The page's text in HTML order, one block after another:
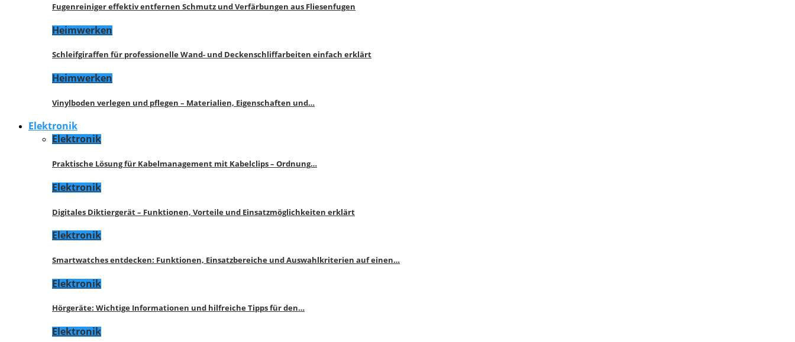
Fugenreiniger effektiv entfernen Schmutz und Verfärbungen aus Fliesenfugen
Heimwerken
Schleifgiraffen für professionelle Wand- und Deckenschliffarbeiten einfach erklärt
Heimwerken
Vinylboden verlegen und pflegen – Materialien, Eigenschaften und…
Elektronik
Elektronik
Praktische Lösung für Kabelmanagement mit Kabelclips – Ordnung…
Elektronik
Digitales Diktiergerät – Funktionen, Vorteile und Einsatzmöglichkeiten erklärt
Elektronik
Smartwatches entdecken: Funktionen, Einsatzbereiche und Auswahlkriterien auf einen…
Elektronik
Hörgeräte: Wichtige Informationen und hilfreiche Tipps für den…
Elektronik